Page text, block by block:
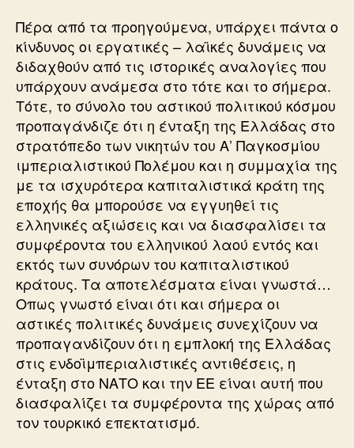
Πέρα από τα προηγούμενα, υπάρχει πάντα ο
κίνδυνος οι εργατικές – λαϊκές δυνάμεις να
διδαχθούν από τις ιστορικές αναλογίες που
υπάρχουν ανάμεσα στο τότε και το σήμερα.
Τότε, το σύνολο του αστικού πολιτικού κόσμου
προπαγάνδιζε ότι η ένταξη της Ελλάδας στο
στρατόπεδο των νικητών του Α’ Παγκοσμίου
ιμπεριαλιστικού Πολέμου και η συμμαχία της
με τα ισχυρότερα καπιταλιστικά κράτη της
εποχής θα μπορούσε να εγγυηθεί τις
ελληνικές αξιώσεις και να διασφαλίσει τα
συμφέροντα του ελληνικού λαού εντός και
εκτός των συνόρων του καπιταλιστικού
κράτους. Τα αποτελέσματα είναι γνωστά…
Οπως γνωστό είναι ότι και σήμερα οι
αστικές πολιτικές δυνάμεις συνεχίζουν να
προπαγανδίζουν ότι η εμπλοκή της Ελλάδας
στις ενδοϊμπεριαλιστικές αντιθέσεις, η
ένταξη στο ΝΑΤΟ και την ΕΕ είναι αυτή που
διασφαλίζει τα συμφέροντα της χώρας από
τον τουρκικό επεκτατισμό.